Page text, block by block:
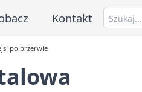
Kontakt
po przerwie